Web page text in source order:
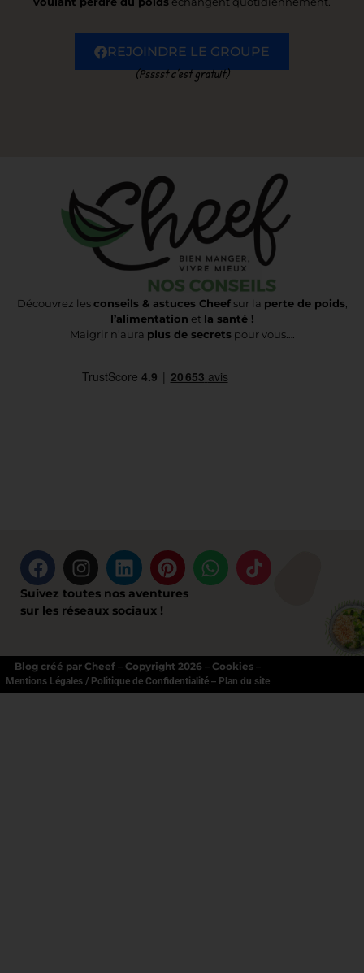
REJOINDRE LE GROUPE
(Psssst c’est gratuit)
Découvrez lesconseils & astuces Cheefsur la perte de poids,
l’alimentation et la santé !
Maigrir n’aura plus de secretspour vous….
Suivez toutes nos aventures
sur les réseaux sociaux !
Blog créé par Cheef – Copyright 2026 – Cookies –
Mentions Légales / Politique de Confidentialité– Plan du site